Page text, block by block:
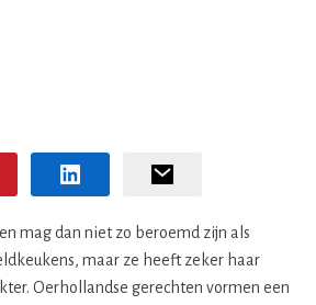
mag dan niet zo beroemd zijn als
maar ze heeft zeker haar
Oerhollandse gerechten vormen een